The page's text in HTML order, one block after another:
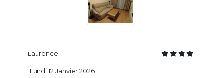
Laurence
Lundi 12 Janvier 2026